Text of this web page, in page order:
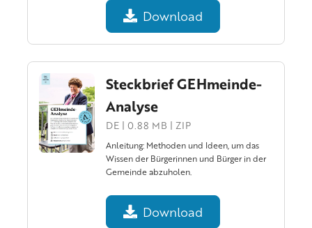
Download
Steckbrief GEHmeinde-
Analyse
DE | 0.88 MB | ZIP
Anleitung: Methoden und Ideen, um das
Wissen der Bürgerinnen und Bürger in der
Gemeinde abzuholen.
Download